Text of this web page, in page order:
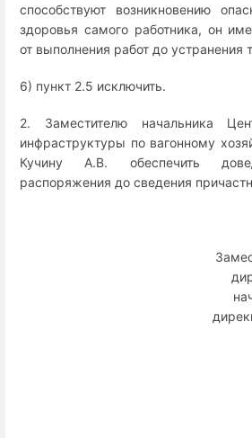
способствуют возникновению
здоровья самого работника, он
от выполнения работ до устранения
6) пункт 2.5 исключить.
2. Заместителю начальника
инфраструктуры по вагонному
Кучину А.В. обеспечить
распоряжения до сведения